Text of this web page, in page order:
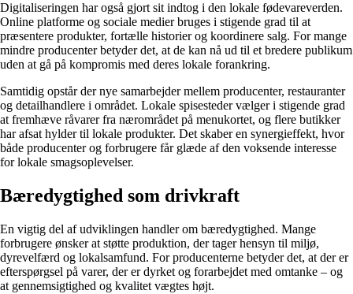
Digitaliseringen har også gjort sit indtog i den lokale fødevareverden.
Online platforme og sociale medier bruges i stigende grad til at
præsentere produkter, fortælle historier og koordinere salg. For mange
mindre producenter betyder det, at de kan nå ud til et bredere publikum
uden at gå på kompromis med deres lokale forankring.
Samtidig opstår der nye samarbejder mellem producenter, restauranter
og detailhandlere i området. Lokale spisesteder vælger i stigende grad
at fremhæve råvarer fra nærområdet på menukortet, og flere butikker
har afsat hylder til lokale produkter. Det skaber en synergieffekt, hvor
både producenter og forbrugere får glæde af den voksende interesse
for lokale smagsoplevelser.
Bæredygtighed som drivkraft
En vigtig del af udviklingen handler om bæredygtighed. Mange
forbrugere ønsker at støtte produktion, der tager hensyn til miljø,
dyrevelfærd og lokalsamfund. For producenterne betyder det, at der er
efterspørgsel på varer, der er dyrket og forarbejdet med omtanke – og
at gennemsigtighed og kvalitet vægtes højt.